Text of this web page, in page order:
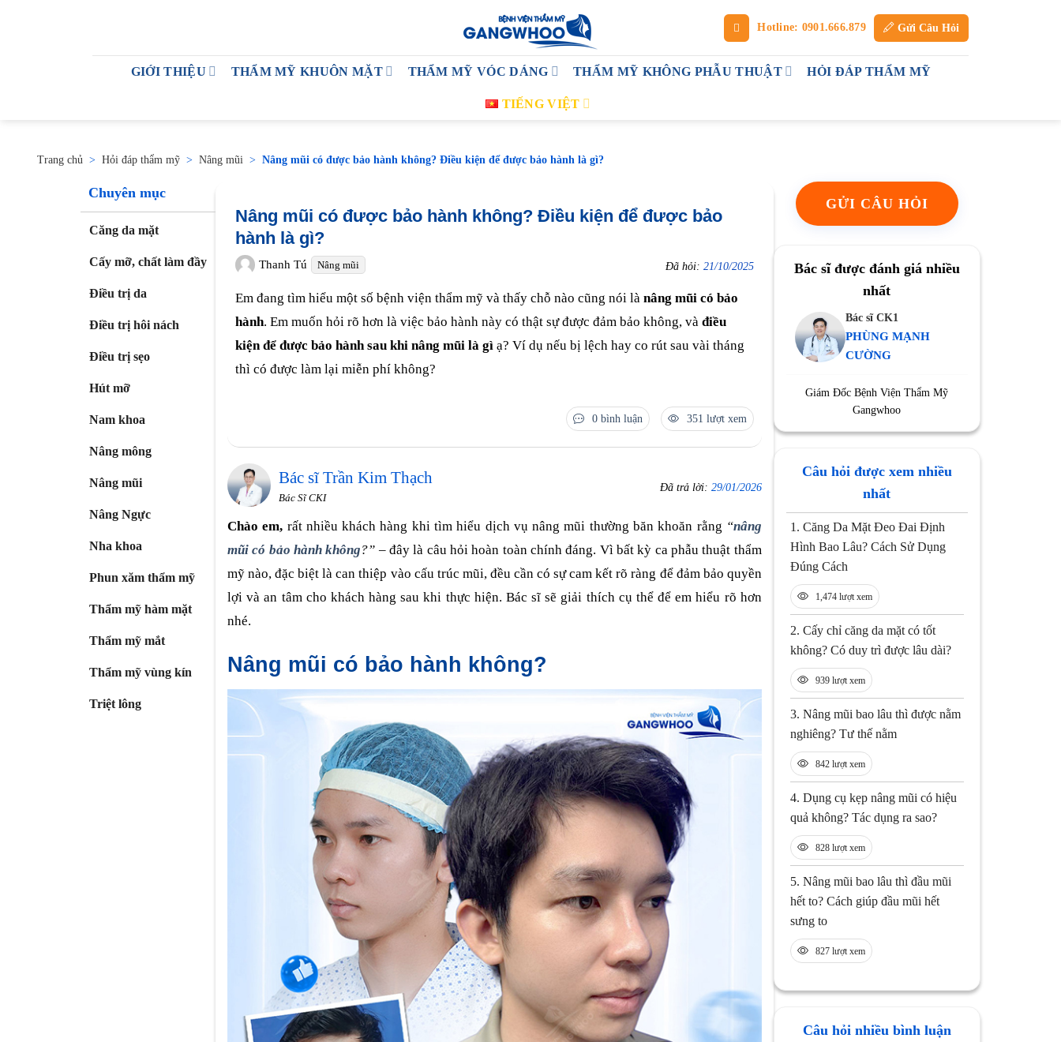
Hotline: 0901.666.879 Gửi Câu Hỏi
GIỚI THIỆU THẨM MỸ KHUÔN MẶT THẨM MỸ VÓC DÁNG THẨM MỸ KHÔNG PHẪU THUẬT HỎI ĐÁP THẨM MỸ
TIẾNG VIỆT
Trang chủ > Hỏi đáp thẩm mỹ > Nâng mũi > Nâng mũi có được bảo hành không? Điều kiện để được bảo hành là gì?
Chuyên mục
Căng da mặt
Cấy mỡ, chất làm đầy
Điều trị da
Điều trị hôi nách
Điều trị sẹo
Hút mỡ
Nam khoa
Nâng mông
Nâng mũi
Nâng Ngực
Nha khoa
Phun xăm thẩm mỹ
Thẩm mỹ hàm mặt
Thẩm mỹ mắt
Thẩm mỹ vùng kín
Triệt lông
Nâng mũi có được bảo hành không? Điều kiện để được bảo
hành là gì?
Thanh Tú Nâng mũi Đã hỏi: 21/10/2025
Em đang tìm hiểu một số bệnh viện thẩm mỹ và thấy chỗ nào cũng nói là nâng mũi có bảo
hành. Em muốn hỏi rõ hơn là việc bảo hành này có thật sự được đảm bảo không, và điều
kiện để được bảo hành sau khi nâng mũi là gì ạ? Ví dụ nếu bị lệch hay co rút sau vài tháng
thì có được làm lại miễn phí không?
0 bình luận 351 lượt xem
Bác sĩ Trần Kim Thạch
Bác Sĩ CKI
Đã trả lời: 29/01/2026
Chào em, rất nhiều khách hàng khi tìm hiểu dịch vụ nâng mũi thường băn khoăn rằng “nâng
mũi có bảo hành không?” – đây là câu hỏi hoàn toàn chính đáng. Vì bất kỳ ca phẫu thuật thẩm
mỹ nào, đặc biệt là can thiệp vào cấu trúc mũi, đều cần có sự cam kết rõ ràng để đảm bảo quyền
lợi và an tâm cho khách hàng sau khi thực hiện. Bác sĩ sẽ giải thích cụ thể để em hiểu rõ hơn
nhé.
Nâng mũi có bảo hành không?
GỬI CÂU HỎI
Bác sĩ được đánh giá nhiều
nhất
Bác sĩ CK1
PHÙNG MẠNH
CƯỜNG
Giám Đốc Bệnh Viện Thẩm Mỹ
Gangwhoo
Câu hỏi được xem nhiều
nhất
1. Căng Da Mặt Đeo Đai Định
Hình Bao Lâu? Cách Sử Dụng
Đúng Cách
1,474 lượt xem
2. Cấy chỉ căng da mặt có tốt
không? Có duy trì được lâu dài?
939 lượt xem
3. Nâng mũi bao lâu thì được nằm
nghiêng? Tư thế nằm
842 lượt xem
4. Dụng cụ kẹp nâng mũi có hiệu
quả không? Tác dụng ra sao?
828 lượt xem
5. Nâng mũi bao lâu thì đầu mũi
hết to? Cách giúp đầu mũi hết
sưng to
827 lượt xem
Câu hỏi nhiều bình luận